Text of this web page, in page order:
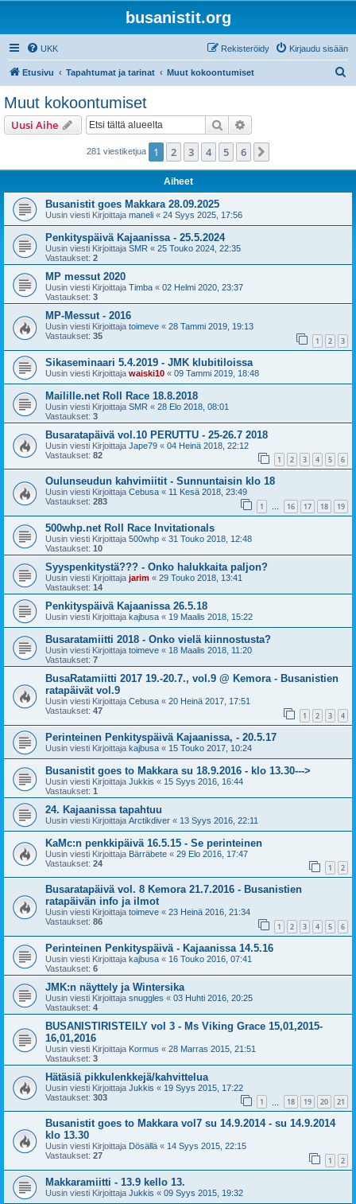
busanistit.org
UKK Kirjaudu sisään
Rekisteröidy
Etusivu Tapahtumat ja tarinat Muut kokoontumiset
Muut kokoontumiset
Uusi Aihe Etsi
281 viestiketjua 1 2 3 4 5 6
Aiheet
Busanistit goes Makkara 28.09.2025
Uusin viesti Kirjoittaja maneli « 24 Syys 2025, 17:56
Penkityspäivä Kajaanissa - 25.5.2024
Uusin viesti Kirjoittaja SMR « 25 Touko 2024, 22:35
Vastaukset: 2
MP messut 2020
Uusin viesti Kirjoittaja Timba « 02 Helmi 2020, 23:37
Vastaukset: 3
MP-Messut - 2016
Uusin viesti Kirjoittaja toimeve « 28 Tammi 2019, 19:13
Vastaukset: 35 1 2 3
Sikaseminaari 5.4.2019 - JMK klubitiloissa
Uusin viesti Kirjoittaja waiski10 « 09 Tammi 2019, 18:48
Mailille.net Roll Race 18.8.2018
Uusin viesti Kirjoittaja SMR « 28 Elo 2018, 08:01
Vastaukset: 3
Busaratapäivä vol.10 PERUTTU - 25-26.7 2018
Uusin viesti Kirjoittaja Jape79 « 04 Heinä 2018, 22:12
Vastaukset: 82 1 2 3 4 5 6
Oulunseudun kahvimiitit - Sunnuntaisin klo 18
Uusin viesti Kirjoittaja Cebusa « 11 Kesä 2018, 23:49
Vastaukset: 283 1 … 16 17 18 19
500whp.net Roll Race Invitationals
Uusin viesti Kirjoittaja 500whp « 31 Touko 2018, 12:48
Vastaukset: 10
Syyspenkitystä??? - Onko halukkaita paljon?
Uusin viesti Kirjoittaja jarim « 29 Touko 2018, 13:41
Vastaukset: 14
Penkityspäivä Kajaanissa 26.5.18
Uusin viesti Kirjoittaja kajbusa « 19 Maalis 2018, 15:22
Busaratamiitti 2018 - Onko vielä kiinnostusta?
Uusin viesti Kirjoittaja toimeve « 18 Maalis 2018, 11:20
Vastaukset: 7
BusaRatamiitti 2017 19.-20.7., vol.9 @ Kemora - Busanistien
ratapäivät vol.9
Uusin viesti Kirjoittaja Cebusa « 20 Heinä 2017, 17:51
Vastaukset: 47 1 2 3 4
Perinteinen Penkityspäivä Kajaanissa, - 20.5.17
Uusin viesti Kirjoittaja kajbusa « 15 Touko 2017, 10:24
Busanistit goes to Makkara su 18.9.2016 - klo 13.30--->
Uusin viesti Kirjoittaja Jukkis « 15 Syys 2016, 16:44
Vastaukset: 1
24. Kajaanissa tapahtuu
Uusin viesti Kirjoittaja Arctikdiver « 13 Syys 2016, 22:11
KaMc:n penkkipäivä 16.5.15 - Se perinteinen
Uusin viesti Kirjoittaja Bärräbete « 29 Elo 2016, 17:47
Vastaukset: 24 1 2
Busaratapäivä vol. 8 Kemora 21.7.2016 - Busanistien
ratapäivän info ja ilmot
Uusin viesti Kirjoittaja toimeve « 23 Heinä 2016, 21:34
Vastaukset: 86 1 2 3 4 5 6
Perinteinen Penkityspäivä - Kajaanissa 14.5.16
Uusin viesti Kirjoittaja kajbusa « 16 Touko 2016, 07:41
Vastaukset: 6
JMK:n näyttely ja Wintersika
Uusin viesti Kirjoittaja snuggles « 03 Huhti 2016, 20:25
Vastaukset: 4
BUSANISTIRISTEILY vol 3 - Ms Viking Grace 15,01,2015-
16,01,2016
Uusin viesti Kirjoittaja Kormus « 28 Marras 2015, 21:51
Vastaukset: 3
Hätäsiä pikkulenkkejä/kahvittelua
Uusin viesti Kirjoittaja Jukkis « 19 Syys 2015, 17:22
Vastaukset: 303 1 18 19 20 21
Busanistit goes to Makkara vol7 su 14.9.2014 - su 14.9.2014
klo 13.30
Uusin viesti Kirjoittaja Dösällä « 14 Syys 2015, 22:15
Vastaukset: 27 1 2
Makkaramiitti - 13.9 kello 13.
Uusin viesti Kirjoittaja Jukkis « 09 Syys 2015, 19:32